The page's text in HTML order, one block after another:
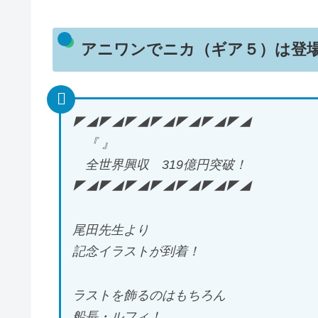
アニワンでニカ（ギア５）は登
◤◢◤◢◤◢◤◢◤◢◤◢◤◢
『 』
全世界興収 319億円突破！
◤◢◤◢◤◢◤◢◤◢◤◢◤◢
尾田先生より
記念イラストが到着！
ラストを飾るのはもちろん